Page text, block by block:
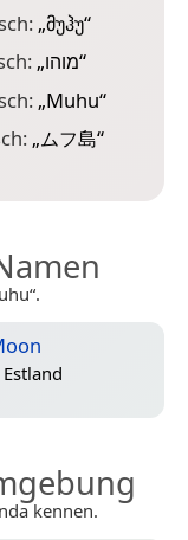
„მუჰუ“
„מוהו“
„Muhu“
„ムフ島“
Estland
kennen.